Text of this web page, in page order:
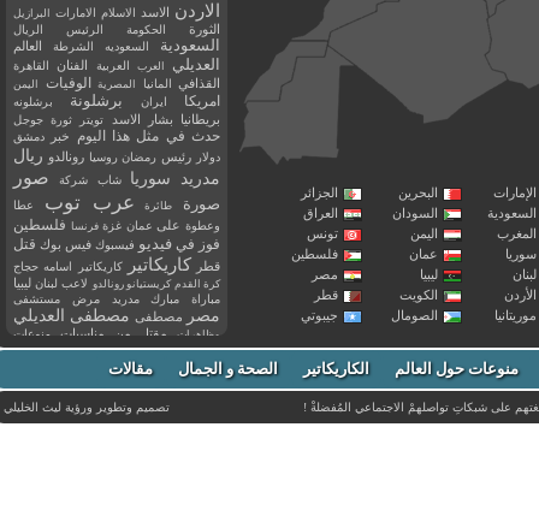
البحرين
الجزائر
السودان
العراق
اليمن
تونس
عمان
فلسطين
ليبيا
مصر
الكويت
قطر
الصومال جيبوتي
الاردن الاسد الاسلام الامارات البرازيل
الثورة الحكومة الرئيس الريال
السعودية السعوديه الشرطة العالم
العديلي العرب العربية الفنان القاهرة
القذافي المانيا المصرية الوفيات اليمن
امريكا ايران برشلونة برشلونه
بريطانيا بشار الاسد تويتر ثورة جوجل
حدث في مثل هذا اليوم خبر دمشق
دولار رئيس رمضان روسيا رونالدو ريال
مدريد
سوريا شاب شركة صور
صورة طائرة عرب توب
عطا
وعطوة على عمان غزة فرنسا فلسطين
فوز في فيديو فيسبوك فيس بوك قتل
قطر كاريكاتير كاريكاتير اسامه حجاج
كرة القدم كريستيانو رونالدو لاعب لبنان ليبيا
مباراة مبارك مدريد مرض مستشفى
مصر مصطفى مصطفى العديلي
مظاهرات مقتل من مناسبات
منوعات
مواليد
موت ميسي ميلان نادي نشر
وفاة وفيات يوتيوب منوعات حول العالم الكاريكاتير الصحة و الجمال مقالات
على شبكاتِ تواصلهمْ الاجتماعي المُفضلةْ ! تصميم وتطوير ورؤيةليث الخليلي